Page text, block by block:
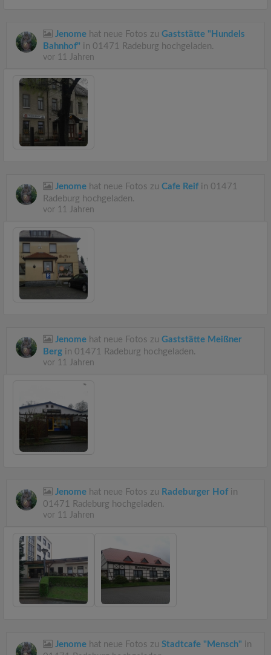
Jenome hat neue Fotos zu Gaststätte "Hundels
Bahnhof" in 01471 Radeburg hochgeladen.
vor 11 Jahren
Jenome hat neue Fotos zu Cafe Reif in 01471
Radeburg hochgeladen.
vor 11 Jahren
Jenome hat neue Fotos zu Gaststätte Meißner
Berg in 01471 Radeburg hochgeladen.
vor 11 Jahren
Jenome hat neue Fotos zu Radeburger Hof in
01471 Radeburg hochgeladen.
vor 11 Jahren
Jenome hat neue Fotos zu Stadtcafe "Mensch" in